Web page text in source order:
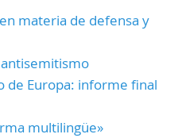
materia de defensa y
antisemitismo
de Europa: informe final
multilingüe»